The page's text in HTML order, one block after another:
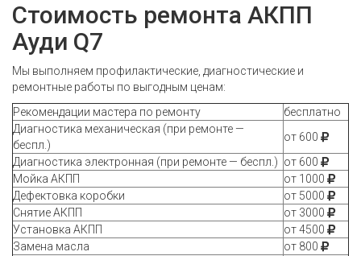
Стоимость ремонта АКПП
Ауди Q7
Мы выполняем профилактические, диагностические и
ремонтные работы по выгодным ценам:
Рекомендации мастера по ремонту
бесплатно
Диагностика механическая (при ремонте —
беспл.)
от 600
Диагностика электронная (при ремонте — беспл.) от 600
Мойка АКПП
от 1000
Дефектовка коробки
от 5000
Снятие АКПП
от 3000
Установка АКПП
от 4500
Замена масла
от 800